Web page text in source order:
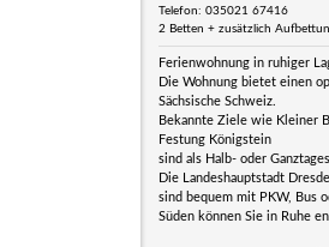
Telefon: 035021 67416
2 Betten + zusätzlich
Ferienwohnung in ruhiger
Die Wohnung bietet einen
Sächsische Schweiz.
Bekannte Ziele wie Kleiner
Festung Königstein
sind als Halb- oder
Die Landeshauptstadt
sind bequem mit PKW, Bus
Süden können Sie in Ruhe